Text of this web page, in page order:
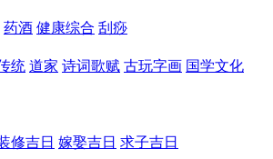
药酒 健康综合 刮痧
统 道家 诗词歌赋 古玩字画 国学文化
修吉日 嫁娶吉日 求子吉日